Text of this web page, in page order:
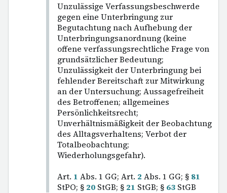
Unzulässige Verfassungsbeschwerde
gegen eine Unterbringung zur
Begutachtung nach Aufhebung der
Unterbringungsanordnung (keine
offene verfassungsrechtliche Frage von
grundsätzlicher Bedeutung;
Unzulässigkeit der Unterbringung bei
fehlender Bereitschaft zur Mitwirkung
an der Untersuchung; Aussagefreiheit
des Betroffenen; allgemeines
Persönlichkeitsrecht;
Unverhältnismäßigkeit der Beobachtung
des Alltagsverhaltens; Verbot der
Totalbeobachtung;
Wiederholungsgefahr).
Art. 1 Abs. 1 GG; Art. 2 Abs. 1 GG; § 81
StPO; § 20 StGB; § 21 StGB; § 63 StGB